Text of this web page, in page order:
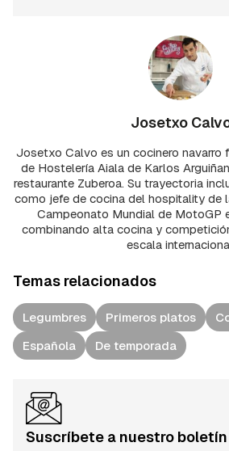
Josetxo
Josetxo Calvo es un cocinero navarro
de Hostelería Aiala de Karlos
restaurante Zuberoa. Su trayectoria
como jefe de cocina del hospitality de
Campeonato Mundial de MotoGP
combinando alta cocina y
escala
Temas relacionados
Legumbres Primeros platos
Española
De temporada
Suscríbete a nuestro boletín